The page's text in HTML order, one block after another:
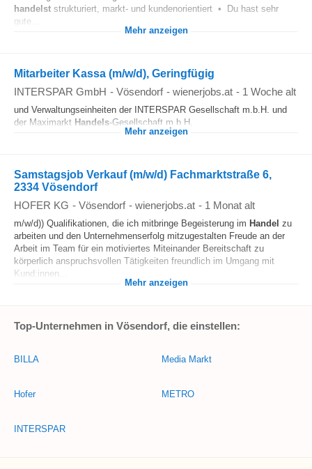
handelst strukturiert, markt- und kundenorientiert • Du hast sehr
gute...
Mehr anzeigen
Mitarbeiter Kassa (m/w/d), Geringfügig
INTERSPAR GmbH - Vösendorf - wienerjobs.at - 1 Woche alt
und Verwaltungseinheiten der INTERSPAR Gesellschaft m.b.H. und
der Maximarkt Handels-Gesellschaft m.b.H.
Mehr anzeigen
Samstagsjob Verkauf (m/w/d) Fachmarktstraße 6,
2334 Vösendorf
HOFER KG - Vösendorf - wienerjobs.at - 1 Monat alt
m/w/d)) Qualifikationen, die ich mitbringe Begeisterung im Handel zu
arbeiten und den Unternehmenserfolg mitzugestalten Freude an der
Arbeit im Team für ein motiviertes Miteinander Bereitschaft zu
körperlich anspruchsvollen Tätigkeiten freundlich im Umgang mit
Kund:innen...
Mehr anzeigen
Top-Unternehmen in Vösendorf, die einstellen:
BILLA
Hofer
INTERSPAR
Media Markt
METRO